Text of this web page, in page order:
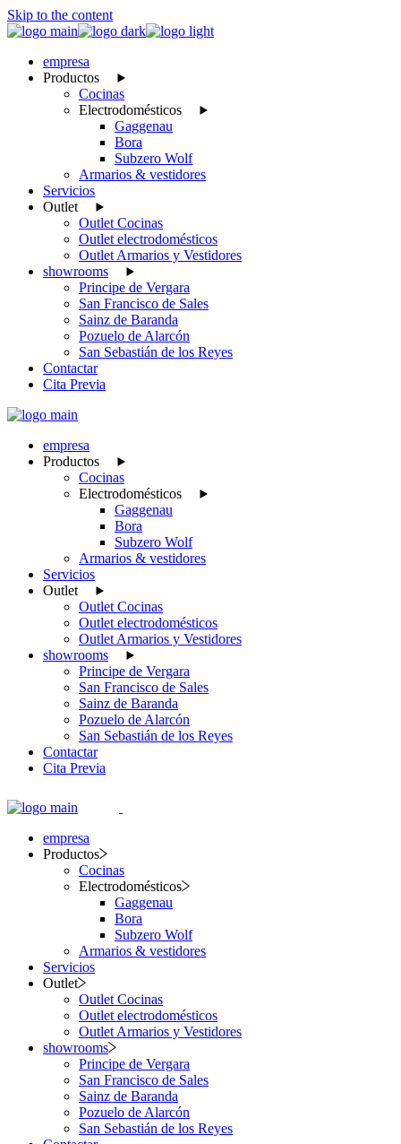
Skip to the content
empresa
Productos
Cocinas
Electrodomésticos
Gaggenau
Bora
Subzero Wolf
Armarios & vestidores
Servicios
Outlet
Outlet Cocinas
Outlet electrodomésticos
Outlet Armarios y Vestidores
showrooms
Principe de Vergara
San Francisco de Sales
Sainz de Baranda
Pozuelo de Alarcón
San Sebastián de los Reyes
Contactar
Cita Previa
empresa
Productos
Cocinas
Electrodomésticos
Gaggenau
Bora
Subzero Wolf
Armarios & vestidores
Servicios
Outlet
Outlet Cocinas
Outlet electrodomésticos
Outlet Armarios y Vestidores
showrooms
Principe de Vergara
San Francisco de Sales
Sainz de Baranda
Pozuelo de Alarcón
San Sebastián de los Reyes
Contactar
Cita Previa
empresa
Productos
Cocinas
Electrodomésticos
Gaggenau
Bora
Subzero Wolf
Armarios & vestidores
Servicios
Outlet
Outlet Cocinas
Outlet electrodomésticos
Outlet Armarios y Vestidores
showrooms
Principe de Vergara
San Francisco de Sales
Sainz de Baranda
Pozuelo de Alarcón
San Sebastián de los Reyes